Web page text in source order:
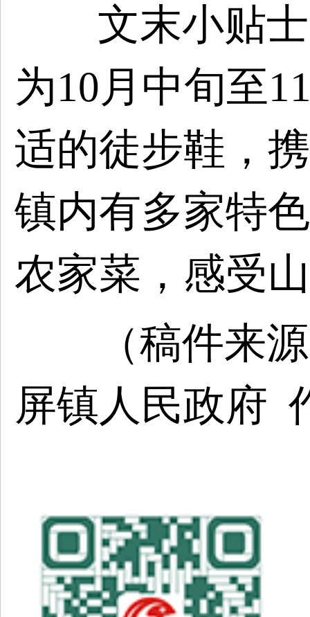
文末小贴
为10月中旬至
适的徒步鞋，
镇内有多家特
农家菜，感受
（稿件来
屏镇人民政府